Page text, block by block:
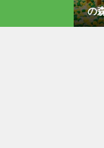
ブ